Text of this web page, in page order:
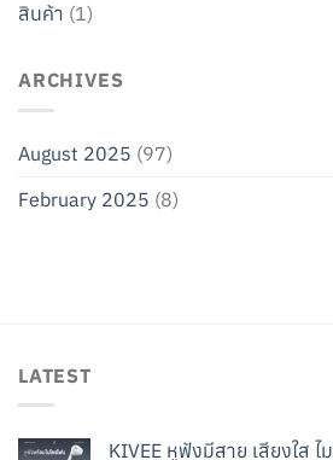
สินค้า (1)
ARCHIVES
August 2025 (97)
February 2025 (8)
LATEST
KIVEE หูฟังมีสาย เสียงใส